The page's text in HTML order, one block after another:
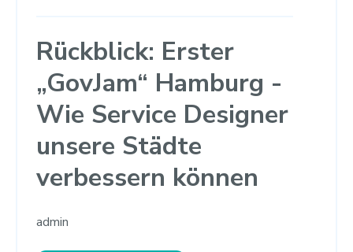
Rückblick: Erster
„GovJam“ Hamburg -
Wie Service Designer
unsere Städte
verbessern können
admin